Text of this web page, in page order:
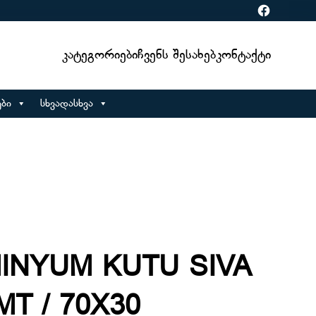
Facebook
ᲙატეგორიებიᲩვენს ᲨესახებᲙონტაქტი
სხვადასხვა
KUTU SIVA
/ 70X30